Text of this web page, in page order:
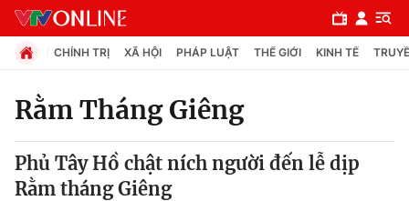
Chuyên mục
Chính trị
CHÍNH TRỊ XÃ HỘI PHÁP LUẬT THẾ GIỚI KINH TẾ
Rằm Tháng Giêng
Phủ Tây Hồ chật ních người đến lễ dịp
Rằm tháng Giêng